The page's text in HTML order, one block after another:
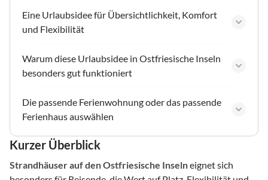
Eine Urlaubsidee für Übersichtlichkeit, Komfort
und Flexibilität
Warum diese Urlaubsidee in Ostfriesische Inseln
besonders gut funktioniert
Die passende Ferienwohnung oder das passende
Ferienhaus auswählen
Kurzer Überblick
Strandhäuserauf den Ostfriesische Inselneignet sich